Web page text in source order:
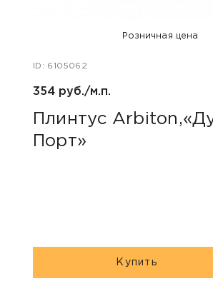
Розничная цена
ID: 6105062
354 руб./м.п.
Плинтус
Порт»
Купить